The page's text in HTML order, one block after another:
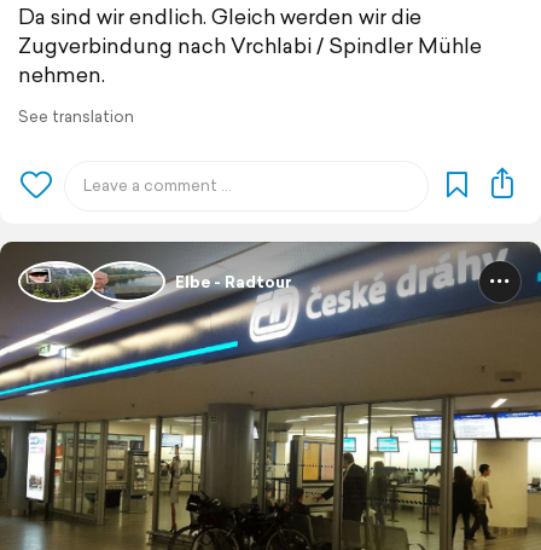
Da sind wir endlich. Gleich werden wir die
Zugverbindung nach Vrchlabi / Spindler Mühle
nehmen.
See translation
Elbe - Radtour